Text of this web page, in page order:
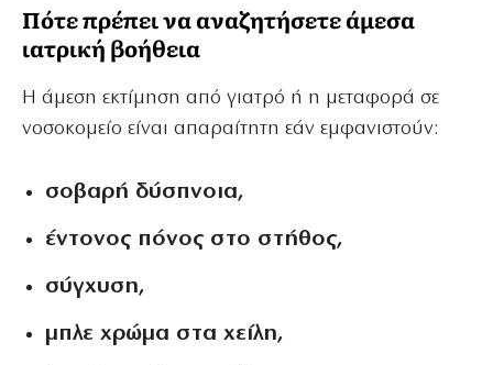
Πότε πρέπει να αναζητήσετε άμεσα
ιατρική βοήθεια
Η άμεση εκτίμηση από γιατρό ή η μεταφορά σε
νοσοκομείο είναι απαραίτητη εάν εμφανιστούν:
σοβαρή δύσπνοια,
έντονος πόνος στο στήθος,
σύγχυση,
μπλε χρώμα στα χείλη,